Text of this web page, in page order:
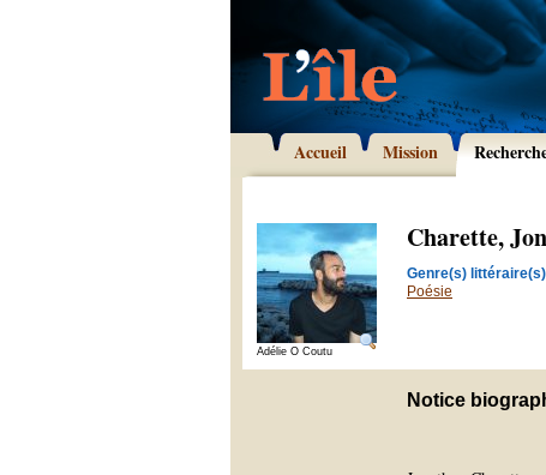
Accueil Mission
Adélie O Coutu
Charette,
Genre(s)
Poésie
Notice